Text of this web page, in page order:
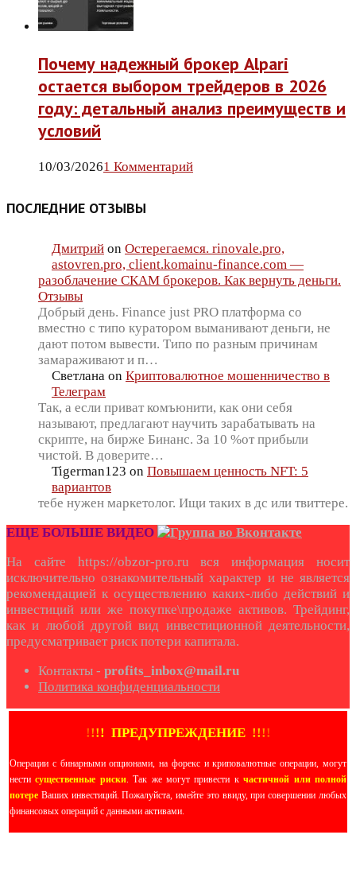
Почему надежный брокер Alpari
остается выбором трейдеров в 2026
году: детальный анализ преимуществ и
условий
10/03/20261 Комментарий
ПОСЛЕДНИЕ ОТЗЫВЫ
Дмитрий on Остерегаемся. rinovale.pro,
astovren.pro, client.komainu-finance.com —
разоблачение СКАМ брокеров. Как вернуть деньги.
Отзывы
Добрый день. Finance just PRO платформа со
вместно с типо куратором выманивают деньги, не
дают потом вывести. Типо по разным причинам
замараживают и п…
Светлана on Криптовалютное мошенничество в
Телеграм
Так, а если приват комъюнити, как они себя
называют, предлагают научить зарабатывать на
скрипте, на бирже Бинанс. За 10 %от прибыли
чистой. В доверите…
Tigerman123 on Повышаем ценность NFT: 5
вариантов
тебе нужен маркетолог. Ищи таких в дс или твиттере.
ЕЩЕ БОЛЬШЕ ВИДЕО
На сайте https://obzor-pro.ru вся информация носит
исключительно ознакомительный характер и не является
рекомендацией к осуществлению каких-либо действий и
инвестиций или же покупке\продаже активов. Трейдинг,
как и любой другой вид инвестиционной деятельности,
предусматривает риск потери капитала.
Контакты - profits_inbox@mail.ru
Политика конфиденциальности
!!!! ПРЕДУПРЕЖДЕНИЕ !!!!
Операции с бинарными опционами, на форекс и криповалютные операции, могут
нестисущественные риски. Так же могут привести кчастичной или полной
потере Ваших инвестиций. Пожалуйста, имейте это ввиду, при совершении любых
финансовых операций с данными активами.